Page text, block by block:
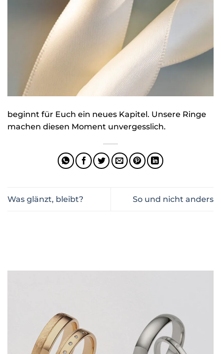
beginnt für Euch ein neues Kapitel. Unsere Ringe
machen diesen Moment unvergesslich.
Was glänzt, bleibt? So und nicht anders